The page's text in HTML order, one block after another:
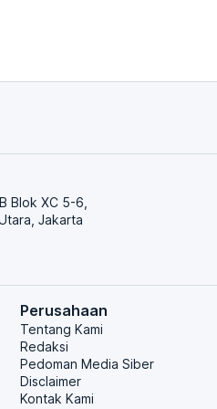
Blok XC 5-6,
Jakarta
Perusahaan
Tentang Kami
Redaksi
Pedoman Media Siber
Disclaimer
Kontak Kami